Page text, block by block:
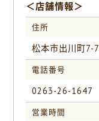
＜店舗情報＞
住所
松本市出川町7-7
電話番号
0263-26-1647
営業時間